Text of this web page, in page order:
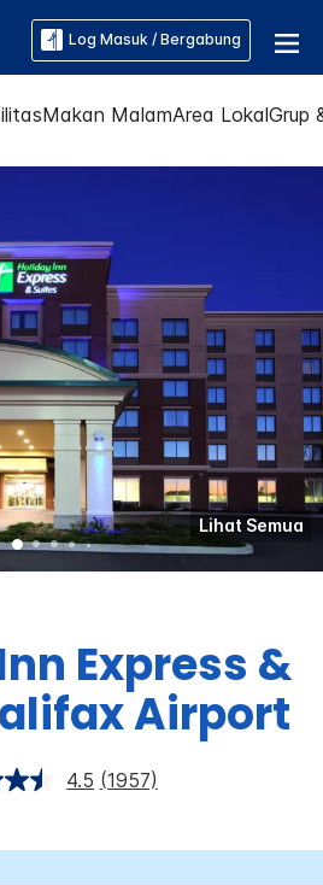
Log Masuk / Bergabung
Makan MalamArea LokalGrup
Lihat Semua
Express &
Airport
4.5 (1957)